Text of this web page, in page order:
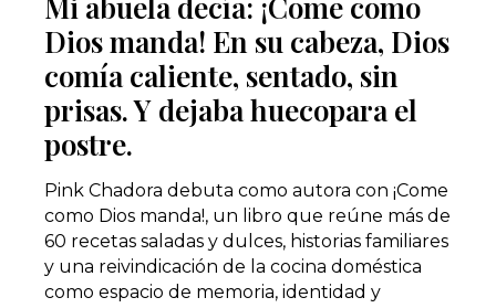
Dios manda! En su cabeza, Dios
comía caliente, sentado, sin
prisas. Y dejaba huecopara el
postre.
Pink Chadora debuta como autora con ¡Come
como Dios manda!, un libro que reúne más de
60 recetas saladas y dulces, historias familiares
y una reivindicación de la cocina doméstica
como espacio de memoria, identidad y